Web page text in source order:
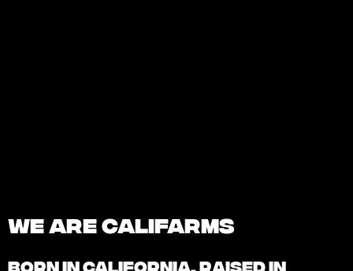
We are Califarms
BORN INCALIFORNIA, RAISED IN